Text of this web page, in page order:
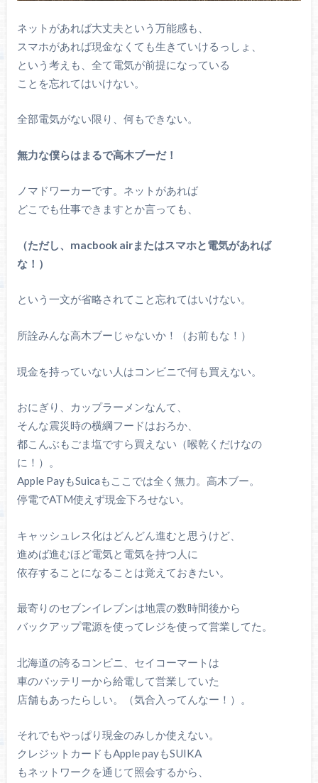
ネットがあれば大丈夫という万能感も、
スマホがあれば現金なくても生きていけるっしょ、
という考えも、全て電気が前提になっている
ことを忘れてはいけない。
全部電気がない限り、何もできない。
無力な僕らはまるで高木ブーだ！
ノマドワーカーです。ネットがあれば
どこでも仕事できますとか言っても、
（ただし、macbook airまたはスマホと電気があれば
な！）
という一文が省略されてこと忘れてはいけない。
所詮みんな高木ブーじゃないか！（お前もな！）
現金を持っていない人はコンビニで何も買えない。
おにぎり、カップラーメンなんて、
そんな震災時の横綱フードはおろか、
都こんぶもごま塩ですら買えない（喉乾くだけなの
に！）。
Apple PayもSuicaもここでは全く無力。高木ブー。
停電でATM使えず現金下ろせない。
キャッシュレス化はどんどん進むと思うけど、
進めば進むほど電気と電気を持つ人に
依存することになることは覚えておきたい。
最寄りのセブンイレブンは地震の数時間後から
バックアップ電源を使ってレジを使って営業してた。
北海道の誇るコンビニ、セイコーマートは
車のバッテリーから給電して営業していた
店舗もあったらしい。（気合入ってんなー！）。
それでもやっぱり現金のみしか使えない。
クレジットカードもApple payもSUIKA
もネットワークを通じて照会するから、